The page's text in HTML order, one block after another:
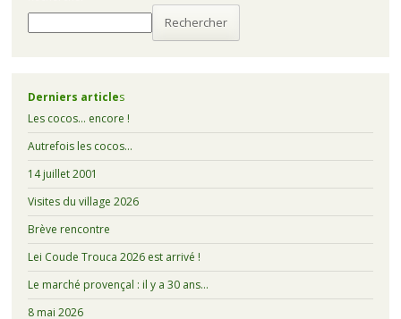
Rechercher
Derniers articles
Les cocos… encore !
Autrefois les cocos…
14 juillet 2001
Visites du village 2026
Brève rencontre
Lei Coude Trouca 2026 est arrivé !
Le marché provençal : il y a 30 ans…
8 mai 2026